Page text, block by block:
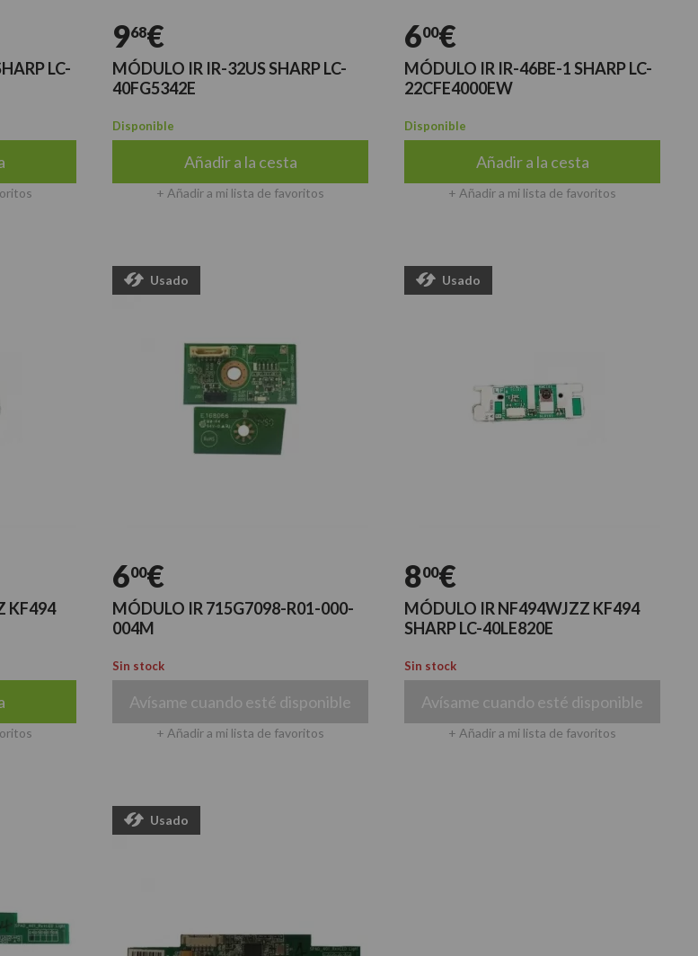
LC-
968€
MÓDULO IR IR-32US SHARP LC-
40FG5342E
Disponible
Añadir a la cesta
+ Añadir a mi lista de favoritos
600€
MÓDULO IR IR-46BE-1 SHARP LC-
22CFE4000EW
Disponible
Añadir a la cesta
+ Añadir a mi lista de favoritos
KF494
Usado
600€
MÓDULO IR 715G7098-R01-000-
004M
Sin stock
Avísame cuando esté disponible
+ Añadir a mi lista de favoritos
Usado
800€
MÓDULO IR NF494WJZZ KF494
SHARP LC-40LE820E
Sin stock
Avísame cuando esté disponible
+ Añadir a mi lista de favoritos
Usado